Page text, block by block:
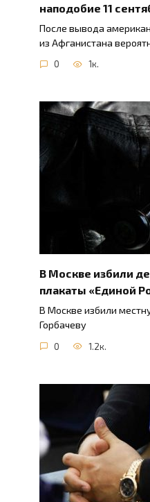
наподобие 11
После вывода
из Афганистана
0 1к.
В Москве избили
плакаты «Единой
В Москве избили
Горбачеву
0 1.2к.